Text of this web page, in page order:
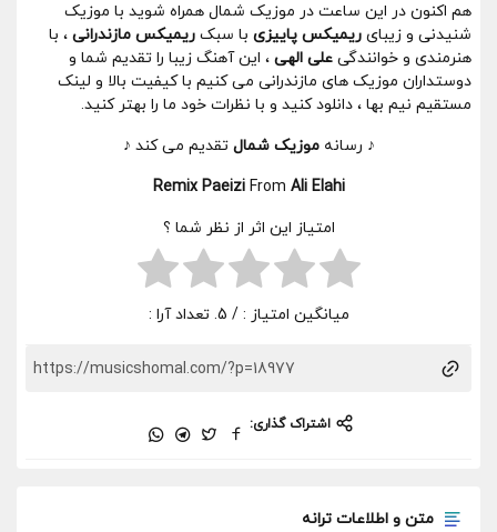
هم اکنون در این ساعت در موزیک شمال همراه شوید با موزیک
شنیدنی و زیبای ریمیکس پاییزی با سبک ریمیکس مازندرانی ، با
هنرمندی و خوانندگی علی الهی ، این آهنگ زیبا را تقدیم شما و
دوستداران موزیک های مازندرانی می کنیم با کیفیت بالا و لینک
مستقیم نیم بها ، دانلود کنید و با نظرات خود ما را بهتر کنید.
♪ رسانهموزیک شمال تقدیم می کند ♪
Remix PaeiziFrom Ali Elahi
امتیاز این اثر از نظر شما ؟
میانگین امتیاز : / 5. تعداد آرا :
اشتراک گذاری:
متن و اطلاعات ترانه